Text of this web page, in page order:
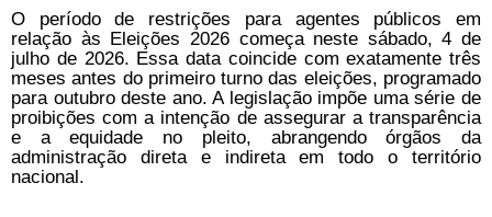
O período de restrições para agentes públicos em
relação às Eleições 2026 começa neste sábado, 4 de
julho de 2026. Essa data coincide com exatamente três
meses antes do primeiro turno das eleições, programado
para outubro deste ano. A legislação impõe uma série de
proibições com a intenção de assegurar a transparência
e a equidade no pleito, abrangendo órgãos da
administração direta e indireta em todo o território
nacional.